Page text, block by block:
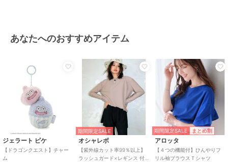
あなたへのおすすめアイテム
ジェラート ピケ
【ドラゴンクエスト】チャー
ム
期間限定SALE
オシャレボ
【紫外線カット率99％以上】
ラッシュガード×レギンス 付
期間限定SALE まとめ割
アロッタ
【４つの機能付】ひんやりフ
リル袖ブラウスＴシャツ